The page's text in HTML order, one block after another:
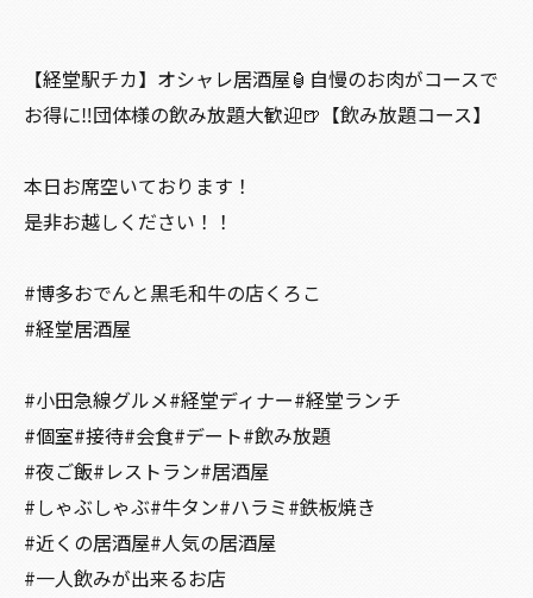
【経堂駅チカ】オシャレ居酒屋🏮自慢のお肉がコースで
お得に‼️団体様の飲み放題大歓迎🍺【飲み放題コース】
本日お席空いております！
是非お越しください！！
#博多おでんと黒毛和牛の店くろこ
#経堂居酒屋
#小田急線グルメ#経堂ディナー#経堂ランチ
#個室#接待#会食#デート#飲み放題
#夜ご飯#レストラン#居酒屋
#しゃぶしゃぶ#牛タン#ハラミ#鉄板焼き
#近くの居酒屋#人気の居酒屋
#一人飲みが出来るお店